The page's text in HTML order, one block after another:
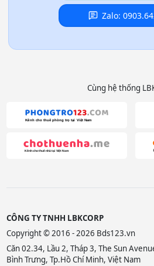
Zalo:
Cùng hệ thống
CÔNG TY TNHH LBKCORP
Copyright © 2016 - 2026 Bds123.vn
Căn 02.34, Lầu 2, Tháp 3, The Sun
Bình Trưng, Tp.Hồ Chí Minh, Việt Nam